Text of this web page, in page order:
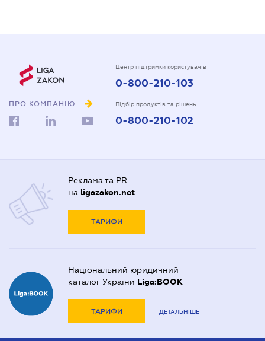
ПРО КОМПАНІЮ
Центр підтримки користувачів
0-800-210-103
Підбір продуктів та рішень
0-800-210-102
Реклама та PR
на ligazakon.net
ТАРИФИ
Національний юридичний
каталог України Liga:BOOK
ТАРИФИ ДЕТАЛЬНІШЕ